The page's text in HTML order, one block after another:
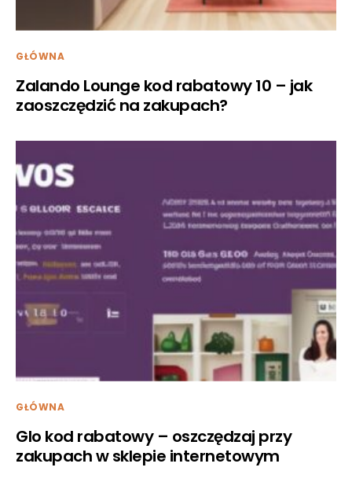
GŁÓWNA
Zalando Lounge kod rabatowy 10 – jak
zaoszczędzić na zakupach?
GŁÓWNA
Glo kod rabatowy – oszczędzaj przy
zakupach w sklepie internetowym